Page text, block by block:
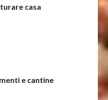
casa
e cantine